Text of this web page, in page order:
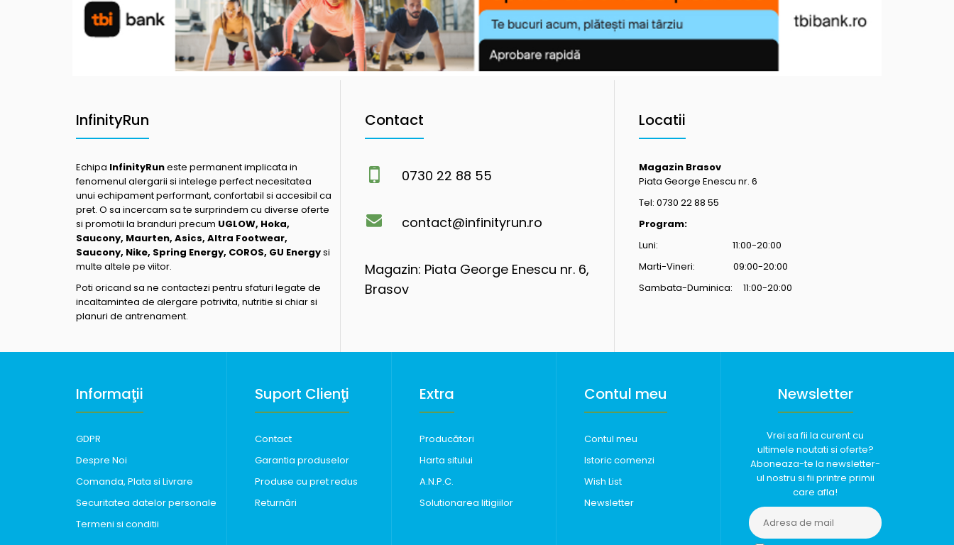
InfinityRun
Echipa InfinityRuneste permanent implicata in
fenomenul alergarii si intelege perfect necesitatea
unui echipament performant, confortabil si accesibil ca
pret. O sa incercam sa te surprindem cu diverse oferte
si promotii la branduri precum UGLOW, Hoka,
Saucony, Maurten, Asics, Altra Footwear,
Saucony, Nike, Spring Energy, COROS, GU Energysi
multe altele pe viitor.
Poti oricand sa ne contactezi pentru sfaturi legate de
incaltamintea de alergare potrivita, nutritie si chiar si
planuri de antrenament.
Contact
0730 22 88 55
contact@infinityrun.ro
Magazin: Piata George Enescu nr. 6,
Brasov
Locatii
Magazin Brasov
Piata George Enescu nr. 6
Tel: 0730 22 88 55
Program:
Luni: 11:00-20:00
Marti-Vineri: 09:00-20:00
Sambata-Duminica: 11:00-20:00
Informaţii
GDPR
Despre Noi
Comanda, Plata si Livrare
Securitatea datelor personale
Termeni si conditii
Suport Clienţi
Contact
Garantia produselor
Produse cu pret redus
Returnări
Extra
Producători
Harta sitului
A.N.P.C.
Solutionarea litigiilor
Contul meu
Contul meu
Istoric comenzi
Wish List
Newsletter
Newsletter
Vrei sa fii la curent cu
ultimele noutati si oferte?
Aboneaza-te la newsletter-
ul nostru si fii printre primii
care afla!